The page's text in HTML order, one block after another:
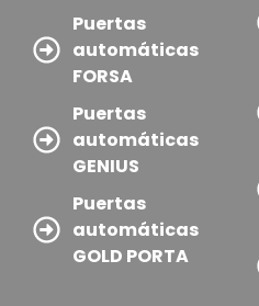
Puertas
automáticas
FORSA
Puertas
automáticas
GENIUS
Puertas
automáticas
GOLD PORTA